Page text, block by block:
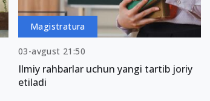
Magistratura
03-avgust 21:50
Ilmiy rahbarlar uchun yangi tartib joriy
etiladi